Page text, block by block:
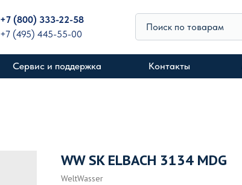
Сервис и поддержка Контакты
+7 (800) 333-22-58
+7 (495) 445-55-00
Поиск по товарам
WW SK ELBACH 3134 MDG
WeltWasser